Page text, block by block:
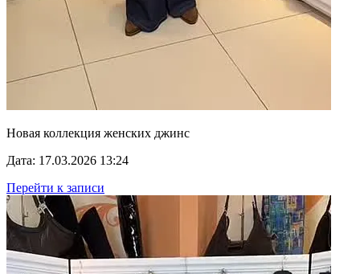
Новая коллекция женских джинс
Дата: 17.03.2026 13:24
Перейти к записи